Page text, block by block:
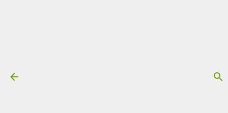
Trilha sonora: Bergerac, por